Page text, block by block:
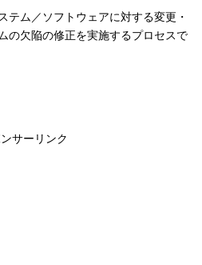
テム／ソフトウェアに対する変更・
の欠陥の修正を実施するプロセスで
サーリンク